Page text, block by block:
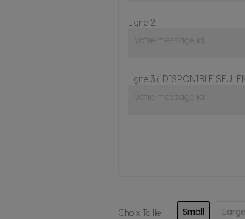
Ligne 2
Ligne 3 ( DISPONIBLE
Choix Taille : Small Large